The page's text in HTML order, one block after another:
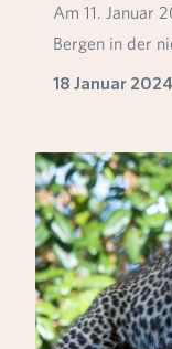
Am 11. Januar
Bergen in der
Hilvarenbeek…
18 Januar 2024